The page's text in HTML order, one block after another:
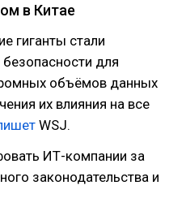
в Китае
гиганты стали
для
объёмов данных
их влияния на все
WSJ.
ИТ-компании за
законодательства и